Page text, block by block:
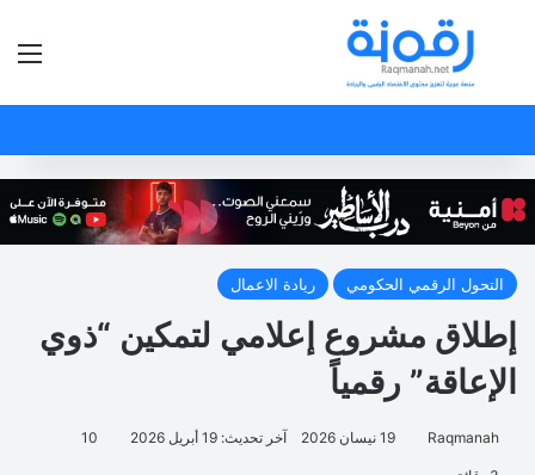
بحث عن
التحول الرقمي الحكومي ريادة الاعمال
إطلاق مشروع إعلامي لتمكين “ذوي
الإعاقة” رقمياً
Raqmanah 19 نيسان 2026 آخر تحديث: 19 أبريل 2026 10